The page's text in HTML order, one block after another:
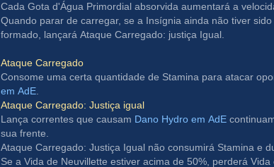
Cada Gota d'Água Primordial absorvida aumentará a
Quando parar de carregar, se a Insígnia ainda não tiver
formado, lançará Ataque Carregado: justiça Igual.
Ataque Carregado
Consome uma certa quantidade de Stamina para atacar
em AdE
Ataque Carregado: Justiça igual
Lança correntes que causam Dano Hydro em AdE
sua frente.
Ataque Carregado: Justiça Igual não consumirá Stamina e
Se a Vida de Neuvillette estiver acima de 50%, perderá